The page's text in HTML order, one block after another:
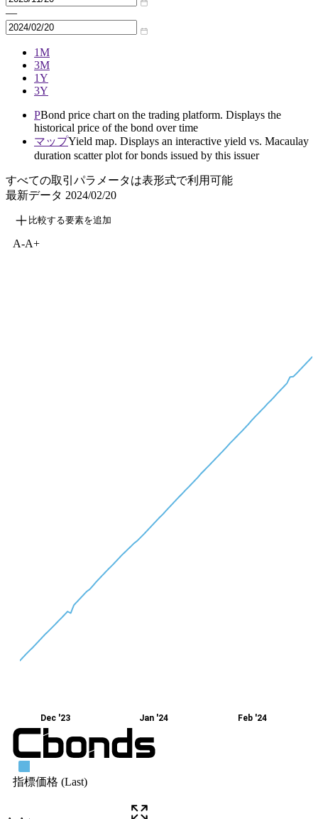
—
1M
3M
1Y
3Y
PBond price chart on the trading platform. Displays the
historical price of the bond over time
マップYield map. Displays an interactive yield vs. Macaulay
duration scatter plot for bonds issued by this issuer
すべての取引パラメータは表形式で利用可能
最新データ 2024/02/20
比較する要素を追加